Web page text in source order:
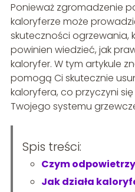
Ponieważ zgromadzenie
kaloryferze może
skuteczności ogrzewania,
powinien wiedzieć, jak
kaloryfer. W tym artykule
pomogą Ci skutecznie
kaloryfera, co przyczyni
Twojego systemu
Spis treści:
Czym
Jak działa